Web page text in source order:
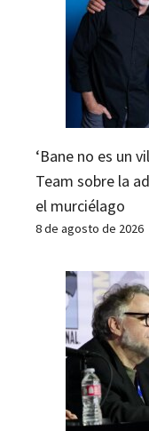
‘Bane no es un
Team sobre la
el murciélago
8 de agosto de 2026